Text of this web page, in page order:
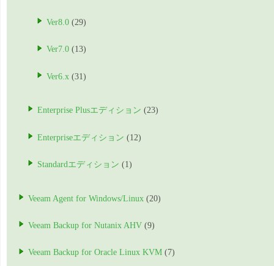
Ver8.0 (29)
Ver7.0 (13)
Ver6.x (31)
Enterprise Plusエディション (23)
Enterpriseエディション (12)
Standardエディション (1)
Veeam Agent for Windows/Linux (20)
Veeam Backup for Nutanix AHV (9)
Veeam Backup for Oracle Linux KVM (7)